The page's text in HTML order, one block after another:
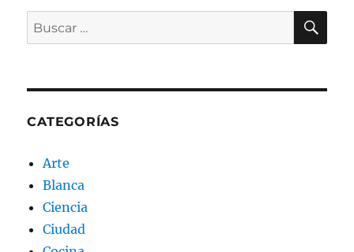
Buscar
por:
CATEGORÍAS
Arte
Blanca
Ciencia
Ciudad